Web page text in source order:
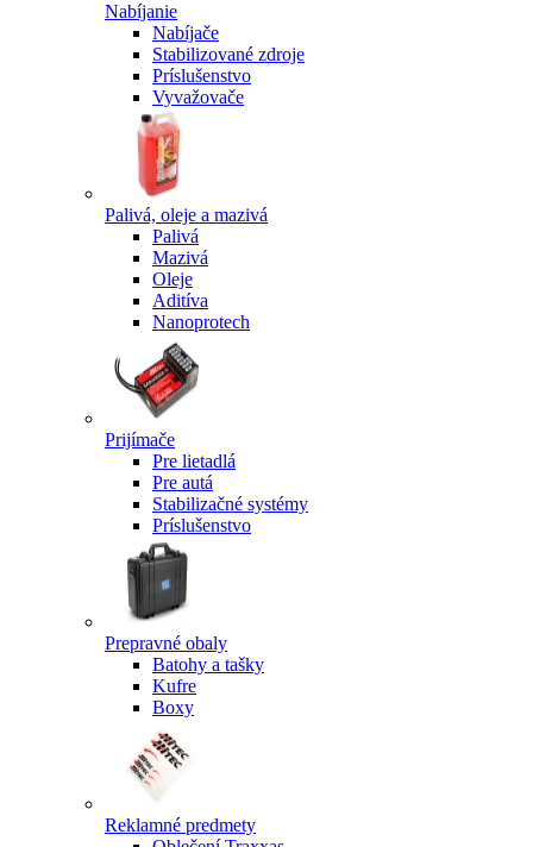
Nabíjanie
Nabíjače
Stabilizované zdroje
Príslušenstvo
Vyvažovače
Palivá, oleje a mazivá
Palivá
Mazivá
Oleje
Aditíva
Nanoprotech
Prijímače
Pre lietadlá
Pre autá
Stabilizačné systémy
Príslušenstvo
Prepravné obaly
Batohy a tašky
Kufre
Boxy
Reklamné predmety